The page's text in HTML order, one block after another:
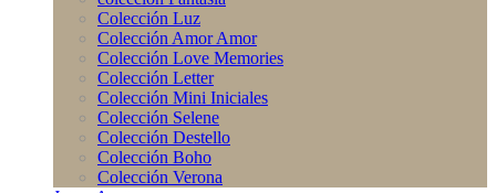
Colección Luz
Colección Amor Amor
Colección Love Memories
Colección Letter
Colección Mini Iniciales
Colección Selene
Colección Destello
Colección Boho
Colección Verona